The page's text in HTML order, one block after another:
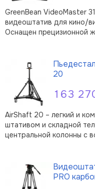
GreenBean VideoMaster
видеоштатив для кино/
Оснащен прецизионной
видеокамер с
163
20
AirShaft 20 – легкий и
штативом и складной
центральной колонны с
оператору быстро и
PRO